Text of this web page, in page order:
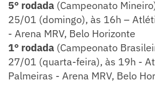
5° rodada (Campeonato
25/01 (domingo), às 16h –
- Arena MRV, Belo Horizonte
1° rodada (Campeonato
27/01 (quarta-feira), às 19h -
Palmeiras - Arena MRV, Belo